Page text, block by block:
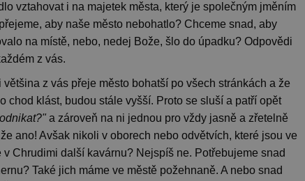
vztahovat i na majetek města, který je společným jměním
aby naše město nebohatlo? Chceme snad, aby
na místě, nebo, nedej Bože, šlo do úpadku? Odpovědi
z vás.
většina z vás přeje město bohatší po všech stránkách a že
chod klást, budou stále vyšší. Proto se sluší a patří opět
a zároveň na ni jednou pro vždy jasně a zřetelně
ano! Avšak nikoli v oborech nebo odvětvích, které jsou ve
v Chrudimi další kavárnu? Nejspíš ne. Potřebujeme snad
Také jich máme ve městě požehnaně. A nebo snad